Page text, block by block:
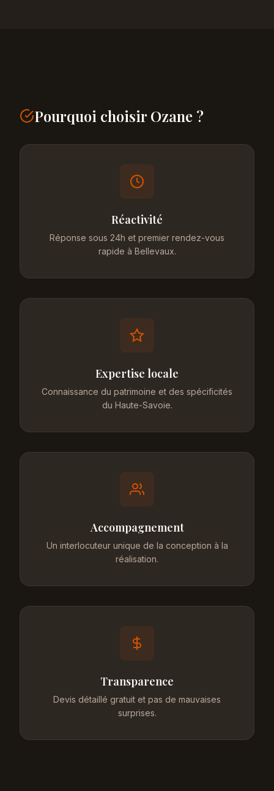
Pourquoi choisir Ozane ?
Réactivité
Réponse sous 24h et premier rendez-vous
rapide à Bellevaux.
Expertise locale
Connaissance du patrimoine et des spécificités
du Haute-Savoie.
Accompagnement
Un interlocuteur unique de la conception à la
réalisation.
Transparence
Devis détaillé gratuit et pas de mauvaises
surprises.